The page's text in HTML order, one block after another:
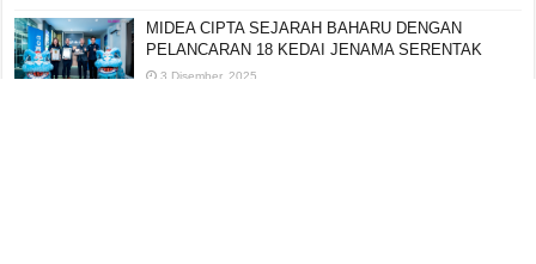
MIDEA CIPTA SEJARAH BAHARU DENGAN
PELANCARAN 18 KEDAI JENAMA SERENTAK
3 Disember, 2025